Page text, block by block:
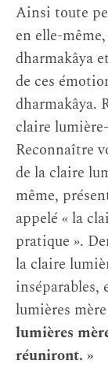
Ainsi toute
en elle-
dharmakâya
de ces
dharmakâya.
claire
Reconnaître
de la claire
même,
appelé « la
pratique ».
la claire
inséparables,
lumières
lumières
réuniront. »